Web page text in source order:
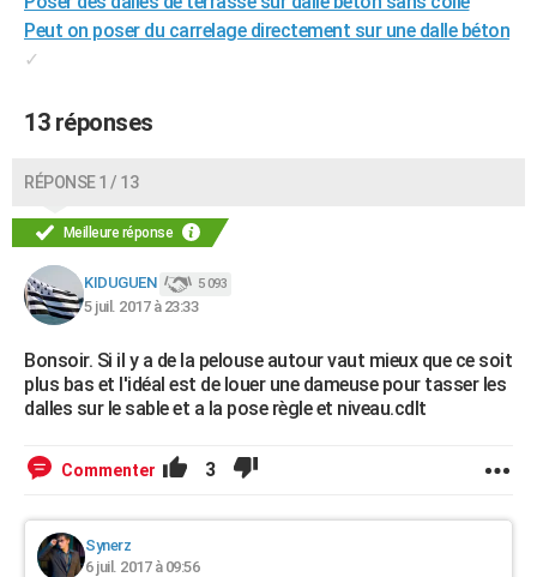
Peut on poser du carrelage directement sur une dalle béton
✓
13 réponses
RÉPONSE 1 / 13
Meilleure réponse
KIDUGUEN 5 093
5 juil. 2017 à 23:33
Bonsoir. Si il y a de la pelouse autour vaut mieux que ce soit
plus bas et l'idéal est de louer une dameuse pour tasser les
dalles sur le sable et a la pose règle et niveau.cdlt
Commenter 3
Synerz
6 juil. 2017 à 09:56